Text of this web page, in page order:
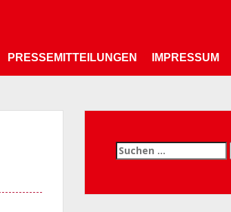
PRESSEMITTEILUNGEN IMPRESSUM
nach: